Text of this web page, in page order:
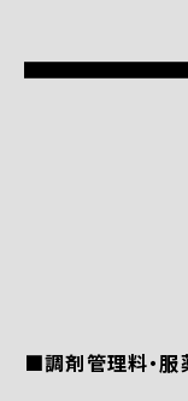
■調剤管理料・服